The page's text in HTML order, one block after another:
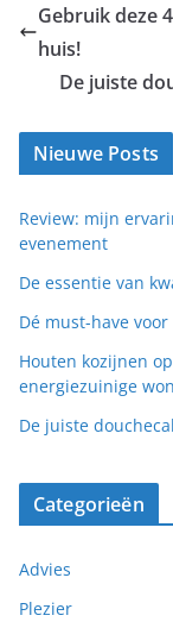
Gebruik deze
huis!
De juiste
Nieuwe Posts
Review: mijn
evenement
De essentie van
Dé must-have
Houten kozijnen
energiezuinige
De juiste
Categorieën
Advies
Plezier